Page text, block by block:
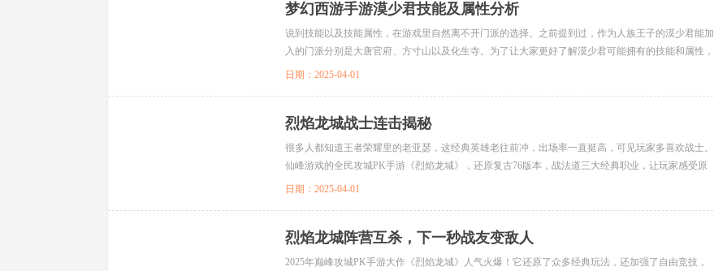
梦幻西游手游漠少君技能及属性分析
说到技能以及技能属性，在游戏里自然离不开门派的选择。之前提到过，作为人族王子的漠少君能加
入的门派分别是大唐官府、方寸山以及化生寺。为了让大家更好了解漠少君可能拥有的技能和属性，
下面来分析一番。...
日期：2025-04-01
烈焰龙城战士连击揭秘
很多人都知道王者荣耀里的老亚瑟，这经典英雄老往前冲，出场率一直挺高，可见玩家多喜欢战士。
仙峰游戏的全民攻城PK手游《烈焰龙城》，还原复古76版本，战法道三大经典职业，让玩家感受原
汁原味的PK。这里面选...
日期：2025-04-01
烈焰龙城阵营互杀，下一秒战友变敌人
2025年巅峰攻城PK手游大作《烈焰龙城》人气火爆！它还原了众多经典玩法，还加强了自由竞技，